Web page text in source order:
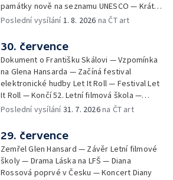
památky nově na seznamu UNESCO — Krátké
zprávy z kultury — Začíná Jiráskův Hronov —
Poslední vysílání1. 8. 2026 na ČT art
30. července
Dokument o Františku Skálovi — Vzpomínka
na Glena Hansarda — Začíná festival
elektronické hudby Let It Roll — Festival Let
It Roll — Končí 52. Letní filmová škola —
Krátké zprávy z kultury — Rekonstrukce
Poslední vysílání31. 7. 2026na ČT art
29. července
Zemřel Glen Hansard — Závěr Letní filmové
školy — Drama Láska na LFŠ — Diana
Rossová poprvé v Česku — Koncert Diany